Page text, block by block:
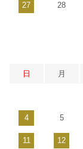
27 28
日 月
4 5
11 12